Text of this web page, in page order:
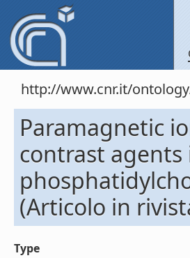
http://www.cnr.it/
Paramagnetic
contrast
(Articolo in
Type